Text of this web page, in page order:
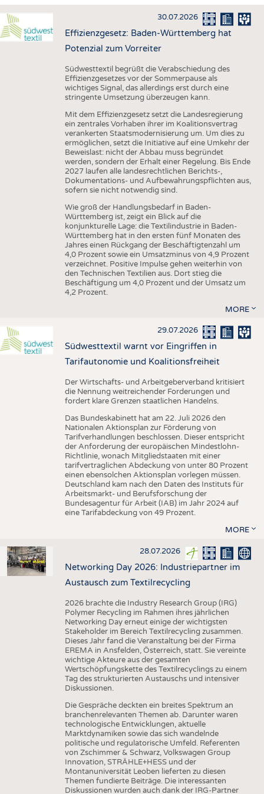
HAUS- UND HEIMTEXTILIEN
BEKLEIDUNG
AUSSCHREIBUNGEN
DTV AUSSCHREIBUNGSDIENST
STATISTICS
ADRESSEN & LINKS
PUBLIKATIONEN
TERMINE
BRANCHENTERMINE
30.07.2026
Effizienzgesetz: Baden-Württemberg hat
Potenzial zum Vorreiter
Südwesttextil begrüßt die Verabschiedung des
Effizienzgesetzes vor der Sommerpause als
wichtiges Signal, das allerdings erst durch eine
stringente Umsetzung überzeugen kann.
Mit dem Effizienzgesetz setzt die Landesregierung
ein zentrales Vorhaben ihrer im Koalitionsvertrag
verankerten Staatsmodernisierung um. Um dies zu
ermöglichen, setzt die Initiative auf eine Umkehr der
Beweislast: nicht der Abbau muss begründet
werden, sondern der Erhalt einer Regelung. Bis Ende
2027 laufen alle landesrechtlichen Berichts-,
Dokumentations- und Aufbewahrungspflichten aus,
sofern sie nicht notwendig sind.
Wie groß der Handlungsbedarf in Baden-
Württemberg ist, zeigt ein Blick auf die
konjunkturelle Lage: die Textilindustrie in Baden-
Württemberg hat in den ersten fünf Monaten des
Jahres einen Rückgang der Beschäftigtenzahl um
4,0 Prozent sowie ein Umsatzminus von 4,9 Prozent
verzeichnet. Positive Impulse gehen weiterhin von
den Technischen Textilien aus. Dort stieg die
Beschäftigung um 4,0 Prozent und der Umsatz um
4,2 Prozent.
MORE
29.07.2026
Südwesttextil warnt vor Eingriffen in
Tarifautonomie und Koalitionsfreiheit
Der Wirtschafts- und Arbeitgeberverband kritisiert
die Nennung weitreichender Forderungen und
fordert klare Grenzen staatlichen Handelns.
Das Bundeskabinett hat am 22. Juli 2026 den
Nationalen Aktionsplan zur Förderung von
Tarifverhandlungen beschlossen. Dieser entspricht
der Anforderung der europäischen Mindestlohn-
Richtlinie, wonach Mitgliedstaaten mit einer
tarifvertraglichen Abdeckung von unter 80 Prozent
einen ebensolchen Aktionsplan vorlegen müssen.
Deutschland kam nach den Daten des Instituts für
Arbeitsmarkt- und Berufsforschung der
Bundesagentur für Arbeit (IAB) im Jahr 2024 auf
eine Tarifabdeckung von 49 Prozent.
MORE
28.07.2026
Networking Day 2026: Industriepartner im
Austausch zum Textilrecycling
2026 brachte die Industry Research Group (IRG)
Polymer Recycling im Rahmen ihres jährlichen
Networking Day erneut einige der wichtigsten
Stakeholder im Bereich Textilrecycling zusammen.
Dieses Jahr fand die Veranstaltung bei der Firma
EREMA in Ansfelden, Österreich, statt. Sie vereinte
wichtige Akteure aus der gesamten
Wertschöpfungskette des Textilrecyclings zu einem
Tag des strukturierten Austauschs und intensiver
Diskussionen.
Die Gespräche deckten ein breites Spektrum an
branchenrelevanten Themen ab. Darunter waren
technologische Entwicklungen, aktuelle
Marktdynamiken sowie das sich wandelnde
politische und regulatorische Umfeld. Referenten
von Zschimmer & Schwarz, Volkswagen Group
Innovation, STRÄHLE+HESS und der
Montanuniversität Leoben lieferten zu diesen
Themen fundierte Beiträge. Die interessanten
Diskussionen wurden auch dank der IRG-Partner